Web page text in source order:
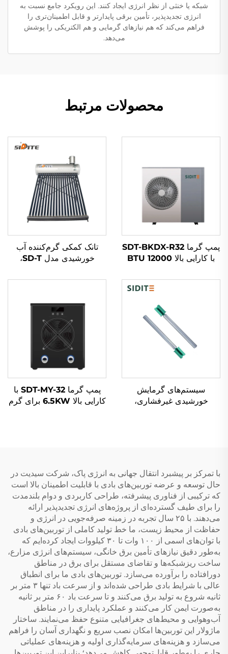
شبکه یا خنثی از نظر انرژی ایجاد کنند. این رویکرد جامع نسبت به
انرژی تجدیدپذیر، تأمین برقی پایدارتر و قابل اطمینان‌تری را
فراهم می‌کند که هم نیازهای گرمایی و هم الکتریکی را پوشش
می‌دهد.
محصولات مرتبط
پمپ گرما SDT-BKDX-R32
با کارایی بالا 12000 BTU
زیست برای استفاده در خانه،
دفتر و فضاهای تجاری به
صورت آرام
تانک کمکی گرم‌کننده آب
خورشیدی مدل SD-T،
بالا، پلی‌یورتان
SUS304-2B، مناسب برای
استفاده در بیرون‌المنزل و
هتل‌ها
سیستم‌های گرمایش
خورشیدی غیرفشاری،
پمپ گرما SDT-MY-32 با
کارایی بالا 6.5KW برای گرم
با تمرکز بر پیشبرد انتقال جهانی به انرژی پاک، شرکت سیدیت در
حال توسعه و عرضه توربین‌های بادی با قابلیت اطمینان بالا است
که ترکیبی از فناوری پیشرفته، طراحی کاربردی و دوام بلندمدت
را برای طیف گسترده‌ای از پروژه‌های انرژی تجدیدپذیر ارائه
می‌دهند. با ۲۵ سال تجربه در زمینه صرفه‌جویی در انرژی و
حفاظت از محیط زیست، ما خط تولید کاملی از توربین‌های بادی
با توان‌های اسمی از ۱۰۰ وات تا ۳۰ کیلووات ایجاد کرده‌ایم که
به‌طور دقیق نیازهای تأمین برق خانگی، سیستم‌های انرژی مزارع،
ساخت ریزشبکه‌ها و تقاضای مستقل برای برق در مناطق
دورافتاده را برآورده می‌سازد. توربین‌های بادی ما برای انطباق
عالی با شرایط بادی طراحی شده‌اند و از سرعت باد تنها ۳ متر بر
ثانیه شروع به تولید برق می‌کنند و تا سرعت باد ۶۰ متر بر ثانیه
به‌صورت ایمن کار می‌کنند و عملکرد پایداری را در مناطق
آب‌وهوایی و محیط‌های جغرافیایی متنوع حفظ می‌نمایند. ساختار
ماژولار این توربین‌ها امکان نصب سریع و نگهداری آسان را فراهم
می‌سازد و هزینه‌های سرمایه‌گذاری اولیه و هزینه‌های عملیاتی